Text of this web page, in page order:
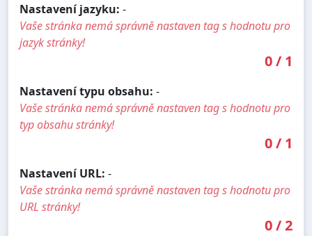
Nastavení jazyku: -
Vaše stránka nemá správně nastaven tag s hodnotu pro
jazyk stránky!
0/ 1
Nastavení typu obsahu: -
Vaše stránka nemá správně nastaven tag s hodnotu pro
typ obsahu stránky!
0/ 1
Nastavení URL: -
Vaše stránka nemá správně nastaven tag s hodnotu pro
URL stránky!
0/2